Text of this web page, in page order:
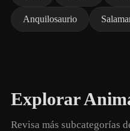
Anquilosaurio
Explorar
Revisa más subcategorías